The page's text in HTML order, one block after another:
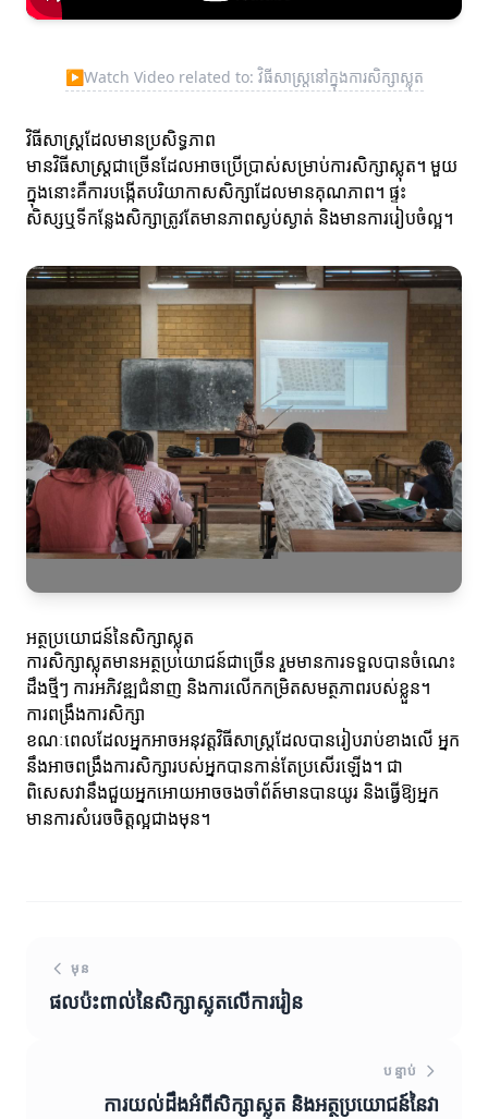
▶Watch Video related to: វិធីសាស្ត្រនៅក្នុងការសិក្សាស្លុត
វិធីសាស្ត្រដែលមានប្រសិទ្ធភាព
មានវិធីសាស្ត្រជាច្រើនដែលអាចប្រើប្រាស់សម្រាប់ការសិក្សាស្លុត។ មួយ
ក្នុងនោះគឺការបង្កើតបរិយាកាសសិក្សាដែលមានគុណភាព។ ផ្ទះ
សិស្សឬទីកន្លែងសិក្សាត្រូវតែមានភាពស្ងប់ស្ងាត់ និងមានការរៀបចំល្អ។
អត្ថប្រយោជន៍នៃសិក្សាស្លុត
ការសិក្សាស្លុតមានអត្ថប្រយោជន៍ជាច្រើន រួមមានការទទួលបានចំណេះ
ដឹងថ្មីៗ ការអភិវឌ្ឍជំនាញ និងការលើកកម្រិតសមត្ថភាពរបស់ខ្លួន។
ការពង្រឹងការសិក្សា
ខណៈពេលដែលអ្នកអាចអនុវត្តវិធីសាស្ត្រដែលបានរៀបរាប់ខាងលើ អ្នក
នឹងអាចពង្រឹងការសិក្សារបស់អ្នកបានកាន់តែប្រសើរឡើង។ ជា
ពិសេសវានឹងជួយអ្នកអោយអាចចងចាំព័ត៍មានបានយូរ និងធ្វើឱ្យអ្នក
មានការសំរេចចិត្តល្អជាងមុន។
មុន
ផលប៉ះពាល់នៃសិក្សាស្លុតលើការរៀន
បន្ទាប់
ការយល់ដឹងអំពីសិក្សាស្លុត និងអត្ថប្រយោជន៍នៃវា